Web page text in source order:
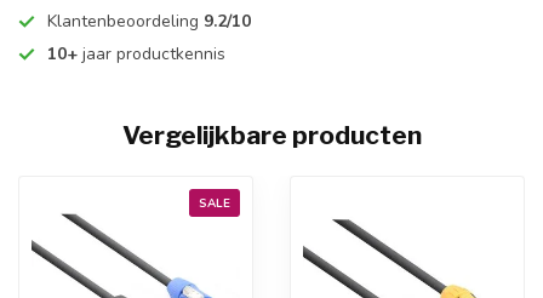
Klantenbeoordeling 9.2/10
10+ jaar productkennis
Vergelijkbare producten
SALE